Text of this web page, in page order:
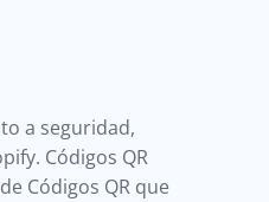
a seguridad,
Códigos QR
Códigos QR que